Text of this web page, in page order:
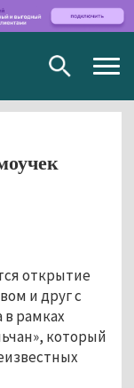
открытие
и друг с
в рамках
который